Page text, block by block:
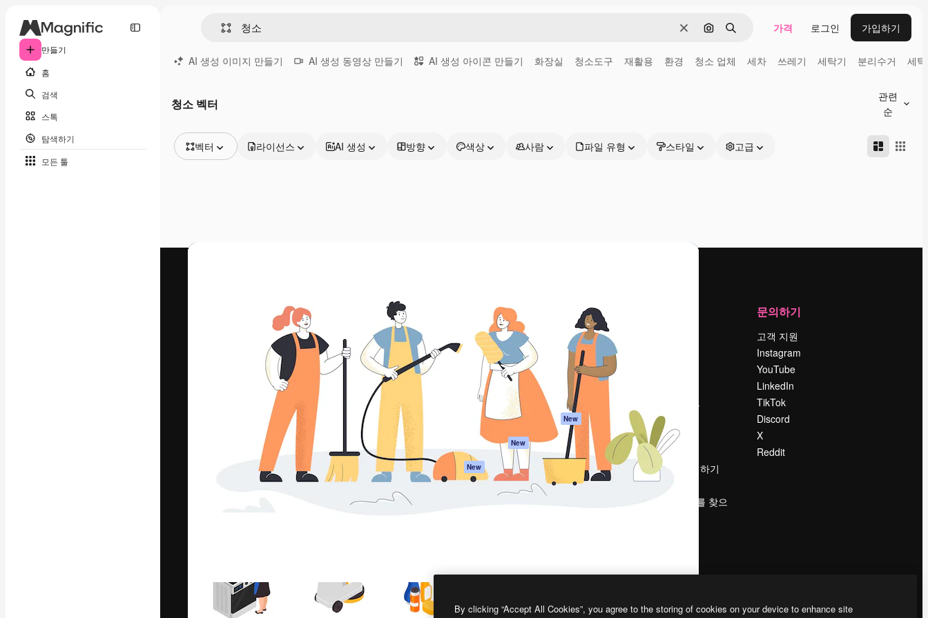
만들기
홈
검색
스톡
탐색하기
모든 툴
지우기이미지로 검색
검색 가격 로그인 가입하기
AI 생성 이미지 만들기 AI 생성 동영상 만들기 AI 생성 아이콘 만들기 화장실 청소도구 재활용 환경 청소 업체 세차 쓰레기 세탁기 분리수거 세
청소 벡터
관련
순
벡터
동영상
라이선스 AI 생성 방향 색상 사람 파일 유형 스타일 고급
최고의 결과물을 이끌어내는 크리에이티브
플랫폼. 크리에이터, 엔터프라이즈, 에이전시,
스튜디오를 아우르는 100만 명 이상의 구독
한국어
AI 어시스턴트
AI 이미지 생성기
AI 동영상 생성기
AI 텍스트 음성 변환
스톡 콘텐츠
Claude/ChatGPT
용 MCP
New
Agents New
API
시작하기
Academy
이용 약관
개인정보 보호 정책
원본
New
쿠키 정책
Trust Center
제휴 파트너
비지니스
검색 트렌드
블로그
이벤트
Slidesgo
콘텐츠 판매하기
프레스룸
magnific.ai를 찾으
문의하기
고객 지원
Instagram
YouTube
LinkedIn
TikTok
Discord
X
Reddit
By clicking “Accept All Cookies”, you agree to the storing of cookies on your device to enhance site